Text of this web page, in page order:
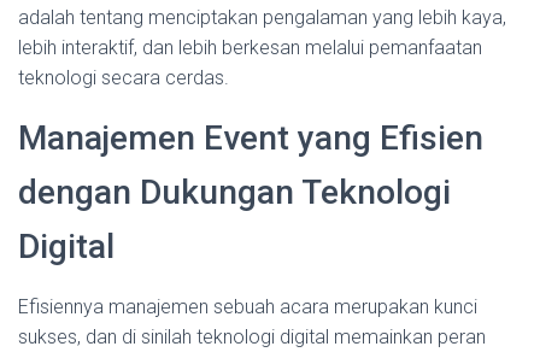
adalah tentang menciptakan pengalaman yang lebih kaya,
lebih interaktif, dan lebih berkesan melalui pemanfaatan
teknologi secara cerdas.
Manajemen Event yang Efisien
dengan Dukungan Teknologi
Digital
Efisiennya manajemen sebuah acara merupakan kunci
sukses, dan di sinilah teknologi digital memainkan peran